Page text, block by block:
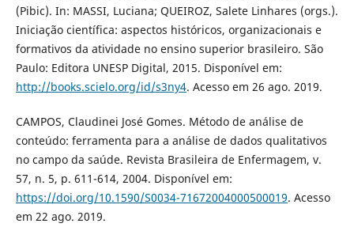
(Pibic). In: MASSI, Luciana; QUEIROZ, Salete Linhares (orgs.).
Iniciação científica: aspectos históricos, organizacionais e
formativos da atividade no ensino superior brasileiro. São
Paulo: Editora UNESP Digital, 2015. Disponível em:
http://books.scielo.org/id/s3ny4. Acesso em 26 ago. 2019.
CAMPOS, Claudinei José Gomes. Método de análise de
conteúdo: ferramenta para a análise de dados qualitativos
no campo da saúde. Revista Brasileira de Enfermagem, v.
57, n. 5, p. 611-614, 2004. Disponível em:
https://doi.org/10.1590/S0034-71672004000500019. Acesso
em 22 ago. 2019.